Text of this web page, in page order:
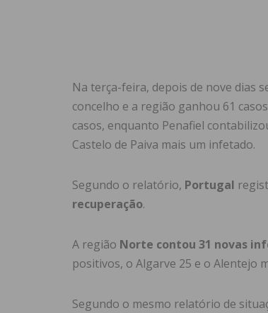
Na terça-feira, depois de nove dias
concelho e a região ganhou 61
casos, enquanto Penafiel
Castelo de Paiva mais um infetado.
Segundo o relatório, Portugal
recuperação.
A região Norte contou 31 novas
positivos, o Algarve 25 e o Alentejo
Segundo o mesmo relatório de